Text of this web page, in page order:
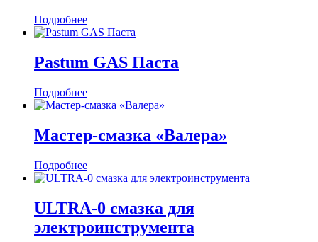
Подробнее
Pastum GAS Паста
Подробнее
Мастер-смазка «Валера»
Подробнее
ULTRA-0 смазка для
электроинструмента